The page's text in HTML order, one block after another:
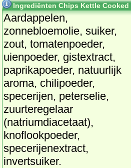
Ingrediënten Chips Kettle
Aardappelen,
zonnebloemolie, suiker,
zout, tomatenpoeder,
uienpoeder, gistextract,
paprikapoeder, natuurlijk
aroma, chilipoeder,
specerijen, peterselie,
zuurteregelaar
(natriumdiacetaat),
knoflookpoeder,
specerijenextract,
invertsuiker.